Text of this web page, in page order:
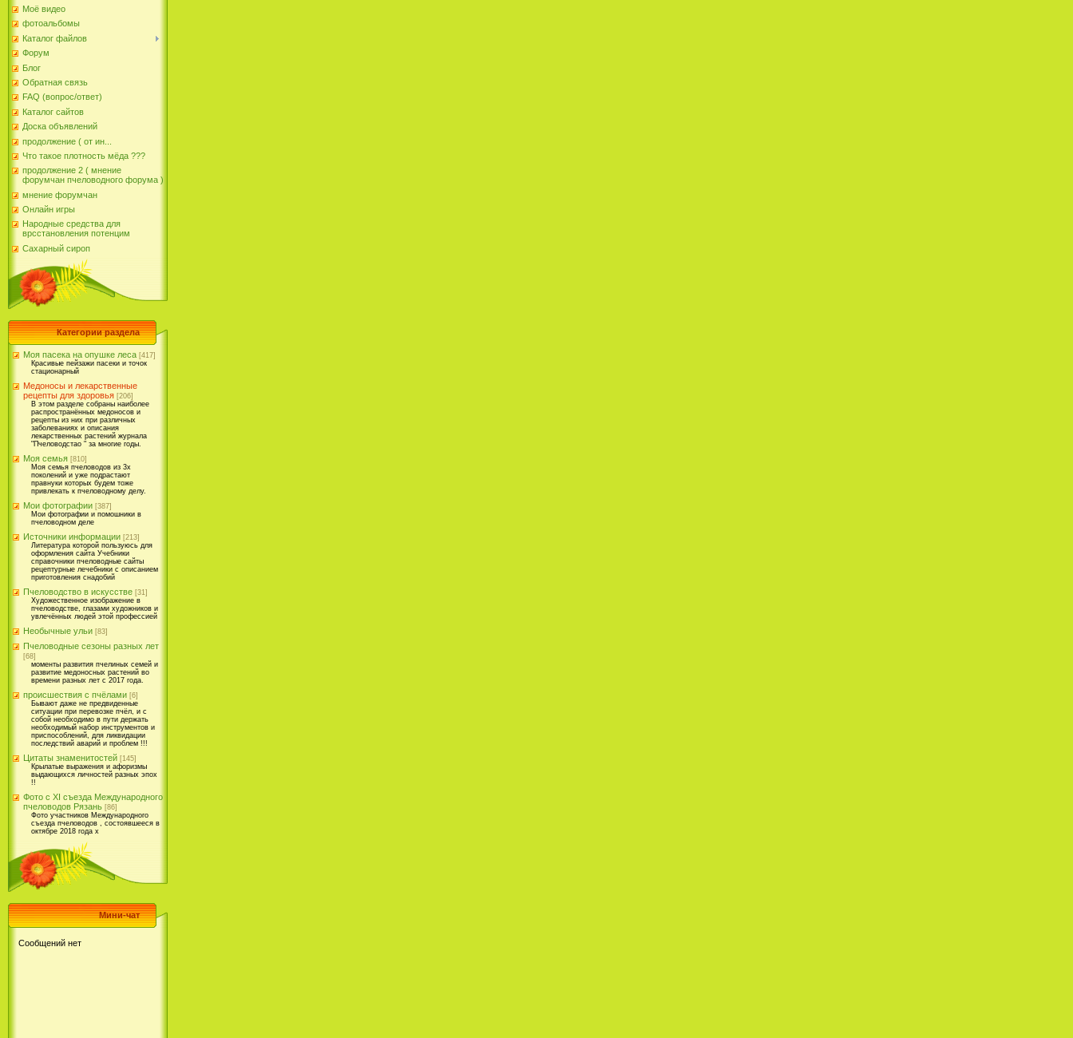
Моё видео
фотоальбомы
Каталог файлов
Форум
Блог
Обратная связь
FAQ (вопрос/ответ)
Каталог сайтов
Доска объявлений
продолжение ( от ин...
Что такое плотность мёда ???
продолжение 2 ( мнение
форумчан пчеловодного форума )
мнение форумчан
Онлайн игры
Народные средства для
врсстановления потенцим
Сахарный сироп
Категории раздела
Моя пасека на опушке леса [417]
Красивые пейзажи пасеки и точок
стационарный
Медоносы и лекарственные
рецепты для здоровья [206]
В этом разделе собраны наиболее
распространённых медоносов и
рецепты из них при различных
заболеваниях и описания
лекарственных растений журнала
"Пчеловодстао " за многие годы.
Моя семья [810]
Моя семья пчеловодов из 3х
поколений и уже подрастают
правнуки которых будем тоже
привлекать к пчеловодному делу.
Мои фотографии [387]
Мои фотографии и помошники в
пчеловодном деле
Источники информации [213]
Литература которой пользуюсь для
оформления сайта Учебники
справочники пчеловодные сайты
рецептурные лечебники с описанием
приготовления снадобий
Пчеловодство в искусстве [31]
Художественное изображение в
пчеловодстве, глазами художников и
увлечённых людей этой профессией
Необычные ульи [83]
Пчеловодные сезоны разных лет
[68]
моменты развития пчелиных семей и
развитие медоносных растений во
времени разных лет с 2017 года.
происшествия с пчёлами [6]
Бывают даже не предвиденные
ситуации при перевозке пчёл, и с
собой необходимо в пути держать
необходимый набор инструментов и
приспособлений, для ликвидации
последствий аварий и проблем !!!
Цитаты знаменитостей [145]
Крылатые выражения и афоризмы
выдающихся личностей разных эпох
!!
Фото с XI съезда Международного
пчеловодов Рязань [86]
Фото участников Международного
съезда пчеловодов , состоявшееся в
октябре 2018 года х
Мини-чат